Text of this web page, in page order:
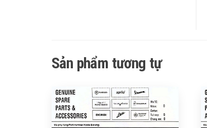
Sản phẩm tương tự